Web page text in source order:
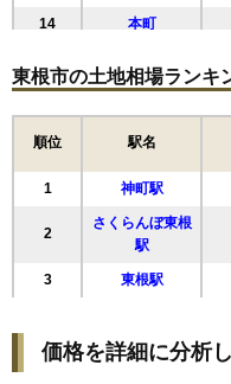
14 本町
16 六田
19 宮崎
20 羽入
24 若木
東根市の土地相場ランキ
順位 駅名
1 神町駅
2
さくらんぼ東根
駅
3 東根駅
価格を詳細に分析